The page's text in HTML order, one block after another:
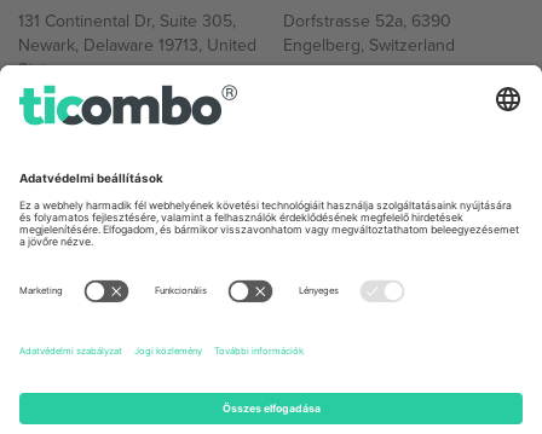
131 Continental Dr, Suite 305,
Newark, Delaware 19713, United
States
Dorfstrasse 52a, 6390
Engelberg, Switzerland
Bulgaria
Totleben 53-55, 1606 Sofia,
Bulgaria
United Arab Emirates
Av Chapultepec 360, Roma
Ciudad de México, CDMX,
A platformszolgáltató jogi személye helytől, eseménytől és/vagy